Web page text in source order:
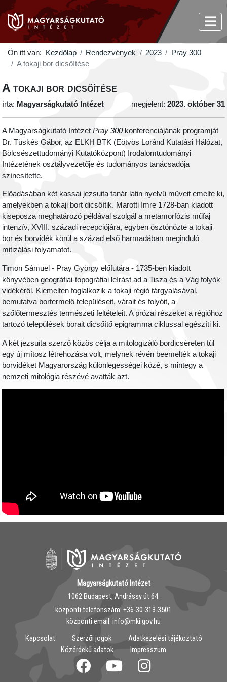
Ön itt van: Kezdőlap Rendezvények 2023
Pray 300
A tokaji bor dicsőítése
A tokaji bor dicsőítése
írta: Magyarságkutató Intézet megjelent: 2023. október 31
A Magyarságkutató IntézetPray 300 konferenciájának programját
Dr. Tüskés Gábor, az ELKH BTK (Eötvös Loránd Kutatási Hálózat,
Bölcsészettudományi Kutatóközpont) Irodalomtudományi
Intézetének osztályvezetője és tudományos tanácsadója
színesítette.
Előadásában két kassai jezsuita tanár latin nyelvű műveit emelte ki,
amelyekben a tokaji bort dicsőítik. Marotti Imre 1728-ban kiadott
kiseposza meghatározó példával szolgál a metamorfózis műfaj
intenzív, XVIII. századi recepciójára, egyben ösztönözte a tokaji
bor és borvidék körül a század első harmadában meginduló
mitizálási folyamatot.
Timon Sámuel - Pray György előfutára - 1735-ben kiadott
könyvében geográfiai-topográfiai leírást ad a Tisza és a Vág folyók
vidékéről. Kiemelten foglalkozik a tokaji régió tárgyalásával,
bemutatva bortermelő településeit, várait és folyóit, a
szőlőtermesztés természeti feltételeit. A prózai részeket a régióhoz
tartozó települések borait dicsőítő epigramma ciklussal egészíti ki.
A két jezsuita szerző közös célja a mitologizáló bordicséreten túl
egy új mítosz létrehozása volt, melynek révén beemelték a tokaji
borvidéket Magyarország különlegességei közé, s mintegy a
nemzeti mitológia részévé avatták azt.
Magyarságkutató Intézet
1062 Budapest, Andrássy út 64.
központi telefonszám: ‭+36-30-313-3501
központi email: info@mki.gov.hu
Kapcsolat
Szerzői jogok
Adatkezelési tájékoztató
Közérdekű adatok
Impresszum